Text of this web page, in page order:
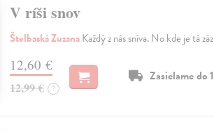
V ríši snov
Štelbaská ZuzanaKaždý z nás sníva. No kde je tá
12,60 €
12,99 € ?
Zasielame do